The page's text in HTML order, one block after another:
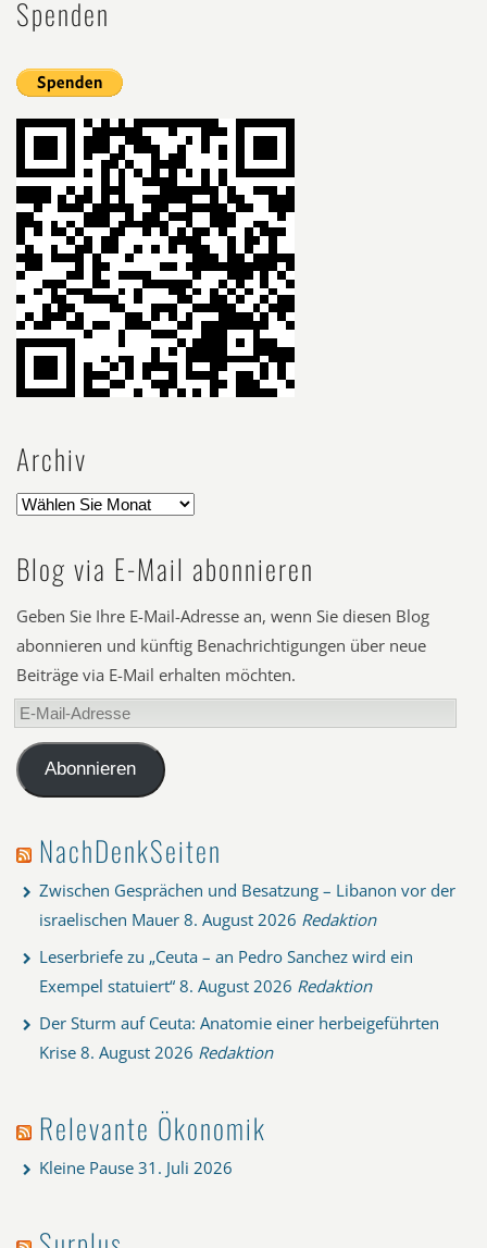
Spenden
Archiv
Blog via E-Mail abonnieren
Geben Sie Ihre E-Mail-Adresse an, wenn Sie diesen Blog
abonnieren und künftig Benachrichtigungen über neue
Beiträge via E-Mail erhalten möchten.
E-
Mail-
AdresseAbonnieren
NachDenkSeiten
Zwischen Gesprächen und Besatzung – Libanon vor der
israelischen Mauer 8. August 2026 Redaktion
Leserbriefe zu „Ceuta – an Pedro Sanchez wird ein
Exempel statuiert“ 8. August 2026 Redaktion
Der Sturm auf Ceuta: Anatomie einer herbeigeführten
Krise 8. August 2026 Redaktion
Relevante Ökonomik
Kleine Pause 31. Juli 2026